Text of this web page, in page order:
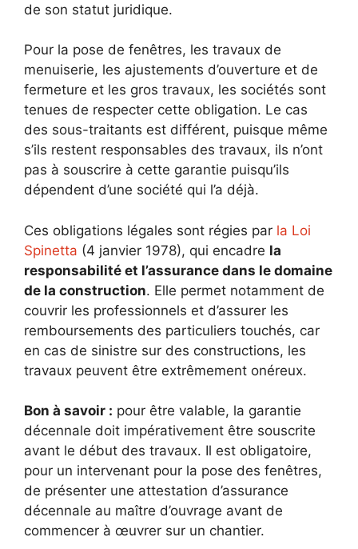
de son statut juridique.
Pour la pose de fenêtres, les travaux de
menuiserie, les ajustements d’ouverture et de
fermeture et les gros travaux, les sociétés sont
tenues de respecter cette obligation. Le cas
des sous-traitants est différent, puisque même
s’ils restent responsables des travaux, ils n’ont
pas à souscrire à cette garantie puisqu’ils
dépendent d’une société qui l’a déjà.
Ces obligations légales sont régies par la Loi
Spinetta (4 janvier 1978), qui encadre la
responsabilité et l’assurance dans le domaine
de la construction. Elle permet notamment de
couvrir les professionnels et d’assurer les
remboursements des particuliers touchés, car
en cas de sinistre sur des constructions, les
travaux peuvent être extrêmement onéreux.
Bon à savoir : pour être valable, la garantie
décennale doit impérativement être souscrite
avant le début des travaux. Il est obligatoire,
pour un intervenant pour la pose des fenêtres,
de présenter une attestation d’assurance
décennale au maître d’ouvrage avant de
commencer à œuvrer sur un chantier.